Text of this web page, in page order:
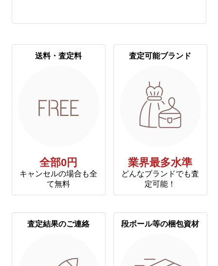
送料・査定料
全部0円
キャンセルの場合も全
て無料
査定可能ブランド
業界最多水準
どんなブランドでも査
定可能！
査定結果のご連絡 段ボール等の梱包資材